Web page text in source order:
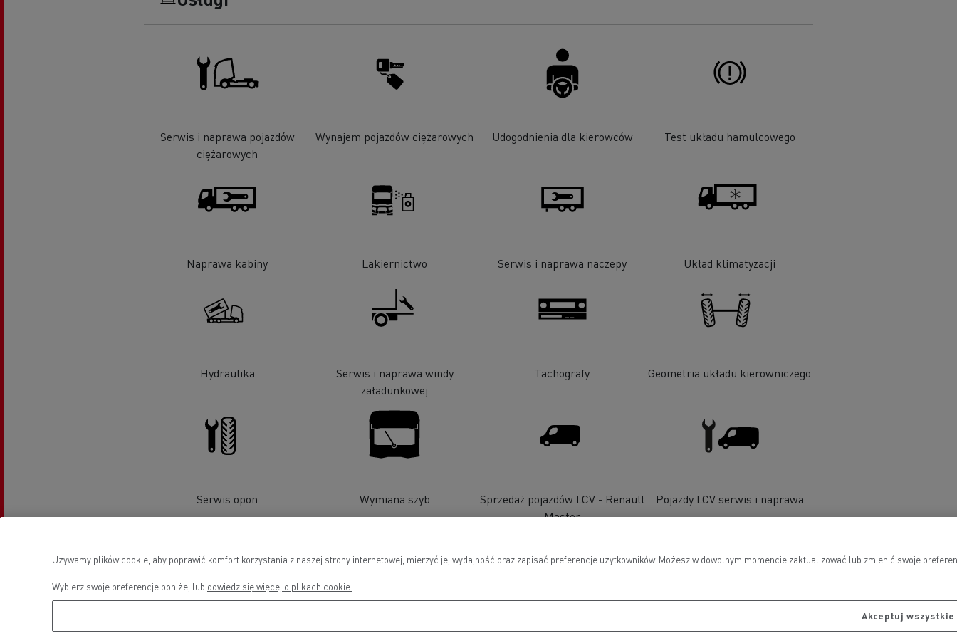
Serwis i naprawa pojazdów
ciężarowych
Wynajem pojazdów ciężarowych Udogodnienia dla kierowców Test układu hamulcowego
Naprawa kabiny Lakiernictwo Serwis i naprawa naczepy Układ klimatyzacji
Hydraulika
Serwis i naprawa windy
załadunkowej
Tachografy Geometria układu kierowniczego
Serwis opon Wymiana szyb
Sprzedaż pojazdów LCV - Renault
Master
Pojazdy LCV serwis i naprawa
Używamy plików cookie, aby poprawić komfort korzystania z naszej strony internetowej, mierzyć jej wydajność oraz zapisać preferencje użytkowników. Możesz w dowolnym momencie zaktualizować lub zmienić swoje
Wybierz swoje preferencje poniżej lub dowiedz się więcej o plikach cookie.
Akceptuj